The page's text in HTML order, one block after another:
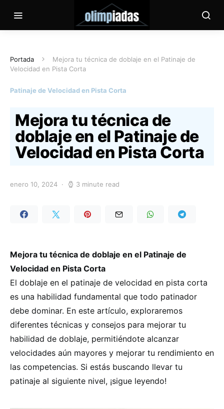
Portada
Mejora tu técnica de doblaje en el Patinaje de
Velocidad en Pista Corta
Patinaje de Velocidad en Pista Corta
Mejora tu técnica de
doblaje en el Patinaje de
Velocidad en Pista Corta
enero 10, 2024 3 minute read
Mejora tu técnica de doblaje en el Patinaje de
Velocidad en Pista Corta
El doblaje en el patinaje de velocidad en pista corta
es una habilidad fundamental que todo patinador
debe dominar. En este artículo, exploraremos
diferentes técnicas y consejos para mejorar tu
habilidad de doblaje, permitiéndote alcanzar
velocidades aún mayores y mejorar tu rendimiento en
las competencias. Si estás buscando llevar tu
patinaje al siguiente nivel, ¡sigue leyendo!